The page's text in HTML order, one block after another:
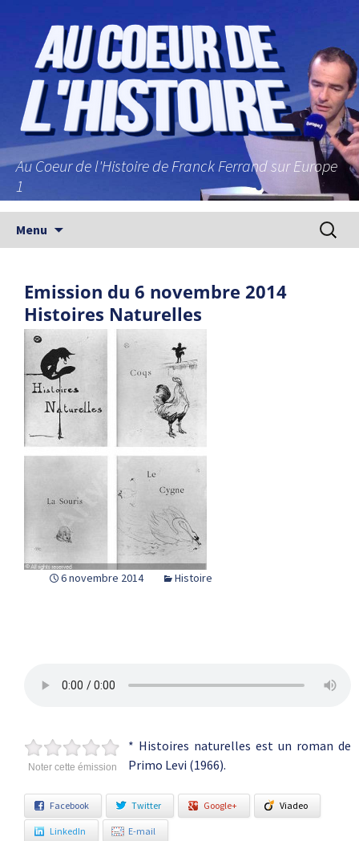
Au Coeur de l'Histoire de Franck Ferrand sur Europe
1
Menu
Emission du 6 novembre 2014
Histoires Naturelles
6 novembre 2014 Histoire
Noter cette émission
* Histoires naturelles est un roman de
Primo Levi (1966).
Facebook Twitter Google+ Viadeo
LinkedIn E-mail